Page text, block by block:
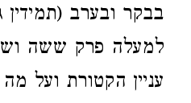
בבקר ובערב
למעלה פרק ששה
עניין הקטורת ועל